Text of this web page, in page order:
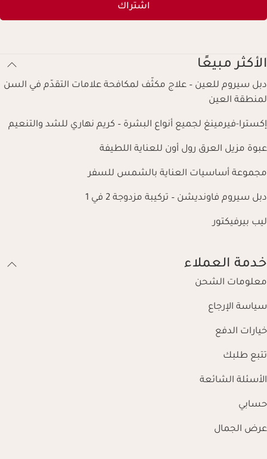
اشتراك
الأكثر مبيعًا
دبل سيروم للعين – علاج مكثّف لمكافحة علامات التقدّم في السن
لمنطقة العين
إكسترا-فيرمينغ لجميع أنواع البشرة – كريم نهاري للشد والتنعيم
عبوة مزيل العرق رول أون للعناية اللطيفة
مجموعة أساسيات العناية بالشمس للسفر
دبل سيروم فاونديشن – تركيبة مزدوجة 2 في 1
ليب بيرفيكتور
خدمة العملاء
معلومات الشحن
سياسة الإرجاع
خيارات الدفع
تتبع طلبك
الأسئلة الشائعة
حسابي
عرض الجمال